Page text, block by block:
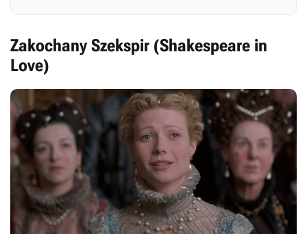
Zakochany Szekspir (Shakespeare in
Love)